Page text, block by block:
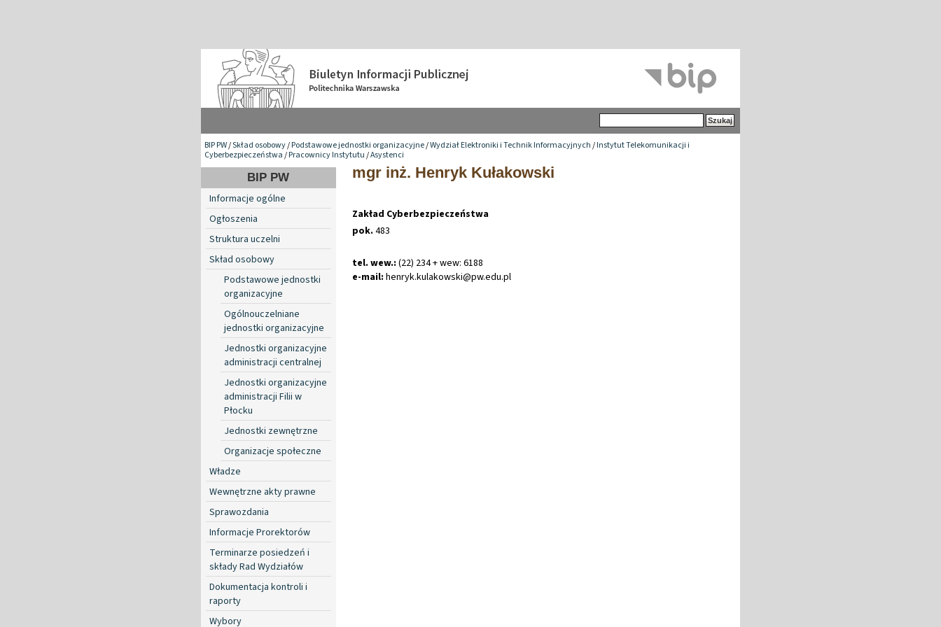
BIP PW/Skład osobowy/Podstawowe jednostki organizacyjne/Wydział Elektroniki i Technik Informacyjnych/Instytut Telekomunikacji i
Cyberbezpieczeństwa/Pracownicy Instytutu/Asystenci
BIP PW
Informacje ogólne
Ogłoszenia
Struktura uczelni
Skład osobowy
Podstawowe jednostki
organizacyjne
Ogólnouczelniane
jednostki organizacyjne
Jednostki organizacyjne
administracji centralnej
Jednostki organizacyjne
administracji Filii w
Płocku
Jednostki zewnętrzne
Organizacje społeczne
Władze
Wewnętrzne akty prawne
Sprawozdania
Informacje Prorektorów
Terminarze posiedzeń i
składy Rad Wydziałów
Dokumentacja kontroli i
raporty
Wybory
mgr inż. Henryk Kułakowski
Zakład Cyberbezpieczeństwa
pok. 483
tel. wew.: (22) 234 + wew: 6188
e-mail: henryk.kulakowski@pw.edu.pl